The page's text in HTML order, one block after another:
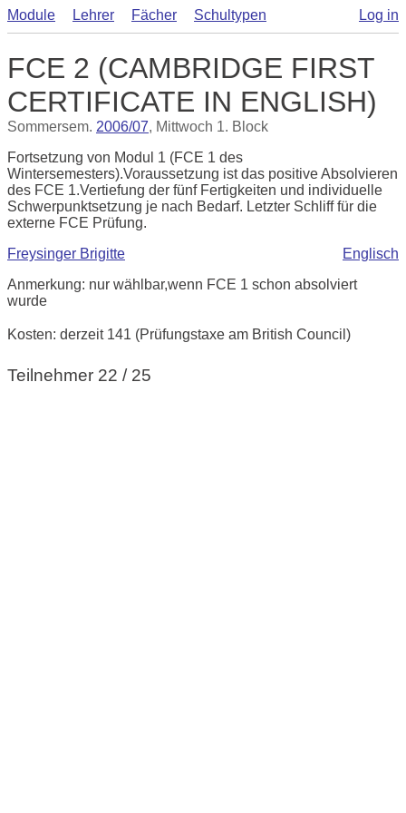
Module Lehrer Fächer Schultypen Log in
FCE 2 (CAMBRIDGE FIRST
CERTIFICATE IN ENGLISH)
Sommersem. 2006/07, Mittwoch 1. Block
Fortsetzung von Modul 1 (FCE 1 des
Wintersemesters).Voraussetzung ist das positive Absolvieren
des FCE 1.Vertiefung der fünf Fertigkeiten und individuelle
Schwerpunktsetzung je nach Bedarf. Letzter Schliff für die
externe FCE Prüfung.
Englisch
Freysinger Brigitte
Anmerkung: nur wählbar,wenn FCE 1 schon absolviert
wurde
Kosten: derzeit 141 (Prüfungstaxe am British Council)
Teilnehmer 22 / 25